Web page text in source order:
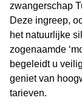
zwangerschap
Deze ingreep,
het natuurlijke
zogenaamde
begeleidt u
geniet van
tarieven.